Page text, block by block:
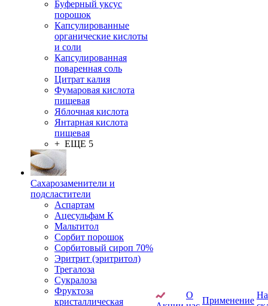
Буферный уксус
порошок
Капсулированные
органические кислоты
и соли
Капсулированная
поваренная соль
Цитрат калия
Фумаровая кислота
пищевая
Яблочная кислота
Янтарная кислота
пищевая
+ ЕЩЕ 5
Сахарозаменители и
подсластители
Аспартам
Ацесульфам К
Мальтитол
Сорбит порошок
Сорбитовый сироп 70%
Эритрит (эритритол)
Трегалоза
Сукралоза
Фруктоза
кристаллическая
О
Применение